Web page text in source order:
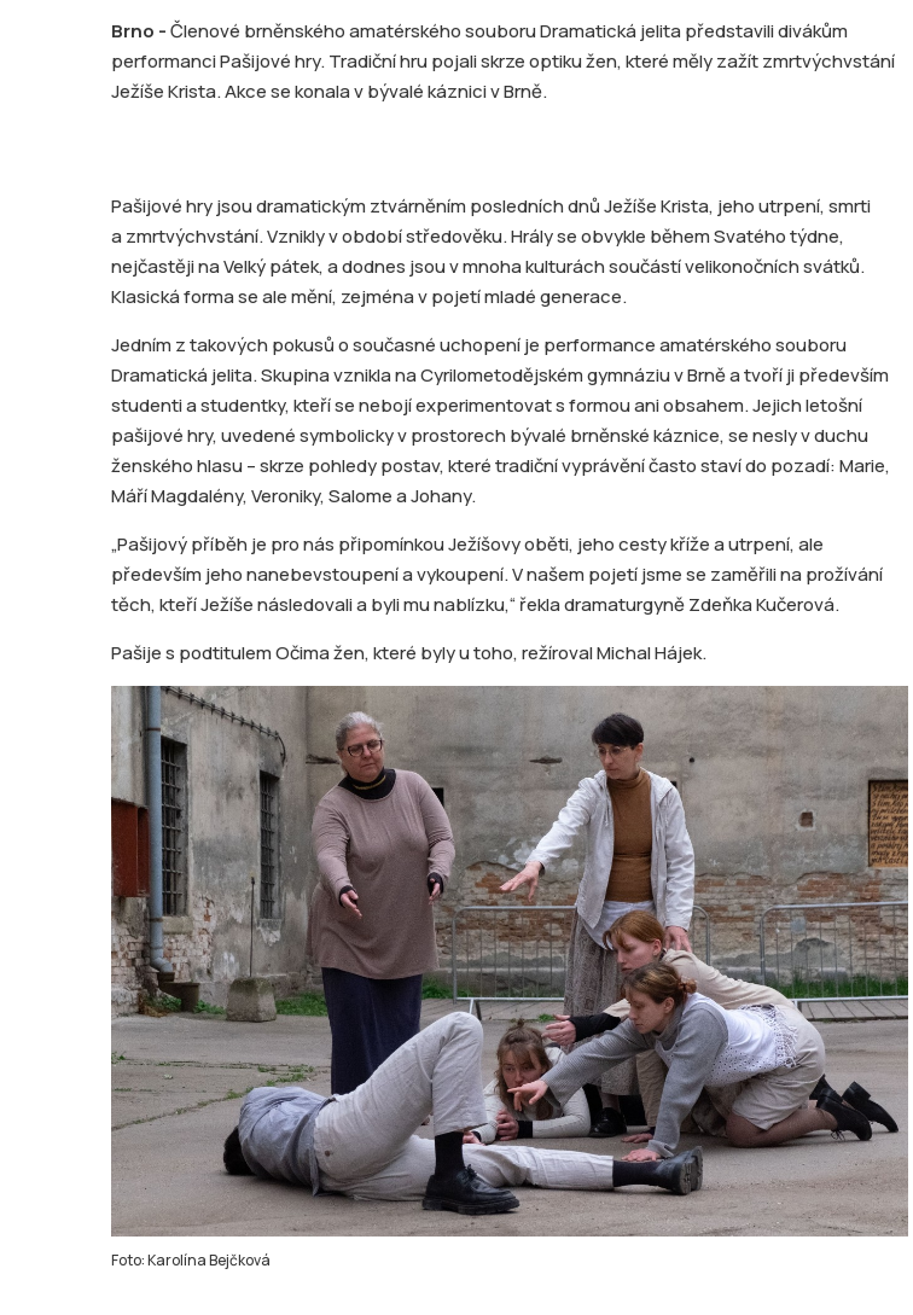
Brno -Členové brněnského amatérského souboru Dramatická jelita představili divákům
performanci Pašijové hry. Tradiční hru pojali skrze optiku žen, které měly zažít zmrtvýchvstání
Ježíše Krista. Akce se konala v bývalé káznici v Brně.
Pašijové hry jsou dramatickým ztvárněním posledních dnů Ježíše Krista, jeho utrpení, smrti
a zmrtvýchvstání. Vznikly v období středověku. Hrály se obvykle během Svatého týdne,
nejčastěji na Velký pátek, a dodnes jsou v mnoha kulturách součástí velikonočních svátků.
Klasická forma se ale mění, zejména v pojetí mladé generace.
Jedním z takových pokusů o současné uchopení je performance amatérského souboru
Dramatická jelita. Skupina vznikla na Cyrilometodějském gymnáziu v Brně a tvoří ji především
studenti a studentky, kteří se nebojí experimentovat s formou ani obsahem. Jejich letošní
pašijové hry, uvedené symbolicky v prostorech bývalé brněnské káznice, se nesly v duchu
ženského hlasu – skrze pohledy postav, které tradiční vyprávění často staví do pozadí: Marie,
Máří Magdalény, Veroniky, Salome a Johany.
„Pašijový příběh je pro nás připomínkou Ježíšovy oběti, jeho cesty kříže a utrpení, ale
především jeho nanebevstoupení a vykoupení. V našem pojetí jsme se zaměřili na prožívání
těch, kteří Ježíše následovali a byli mu nablízku,“ řekla dramaturgyně Zdeňka Kučerová.
Pašije s podtitulem Očima žen, které byly u toho, režíroval Michal Hájek.
Foto: Karolína Bejčková